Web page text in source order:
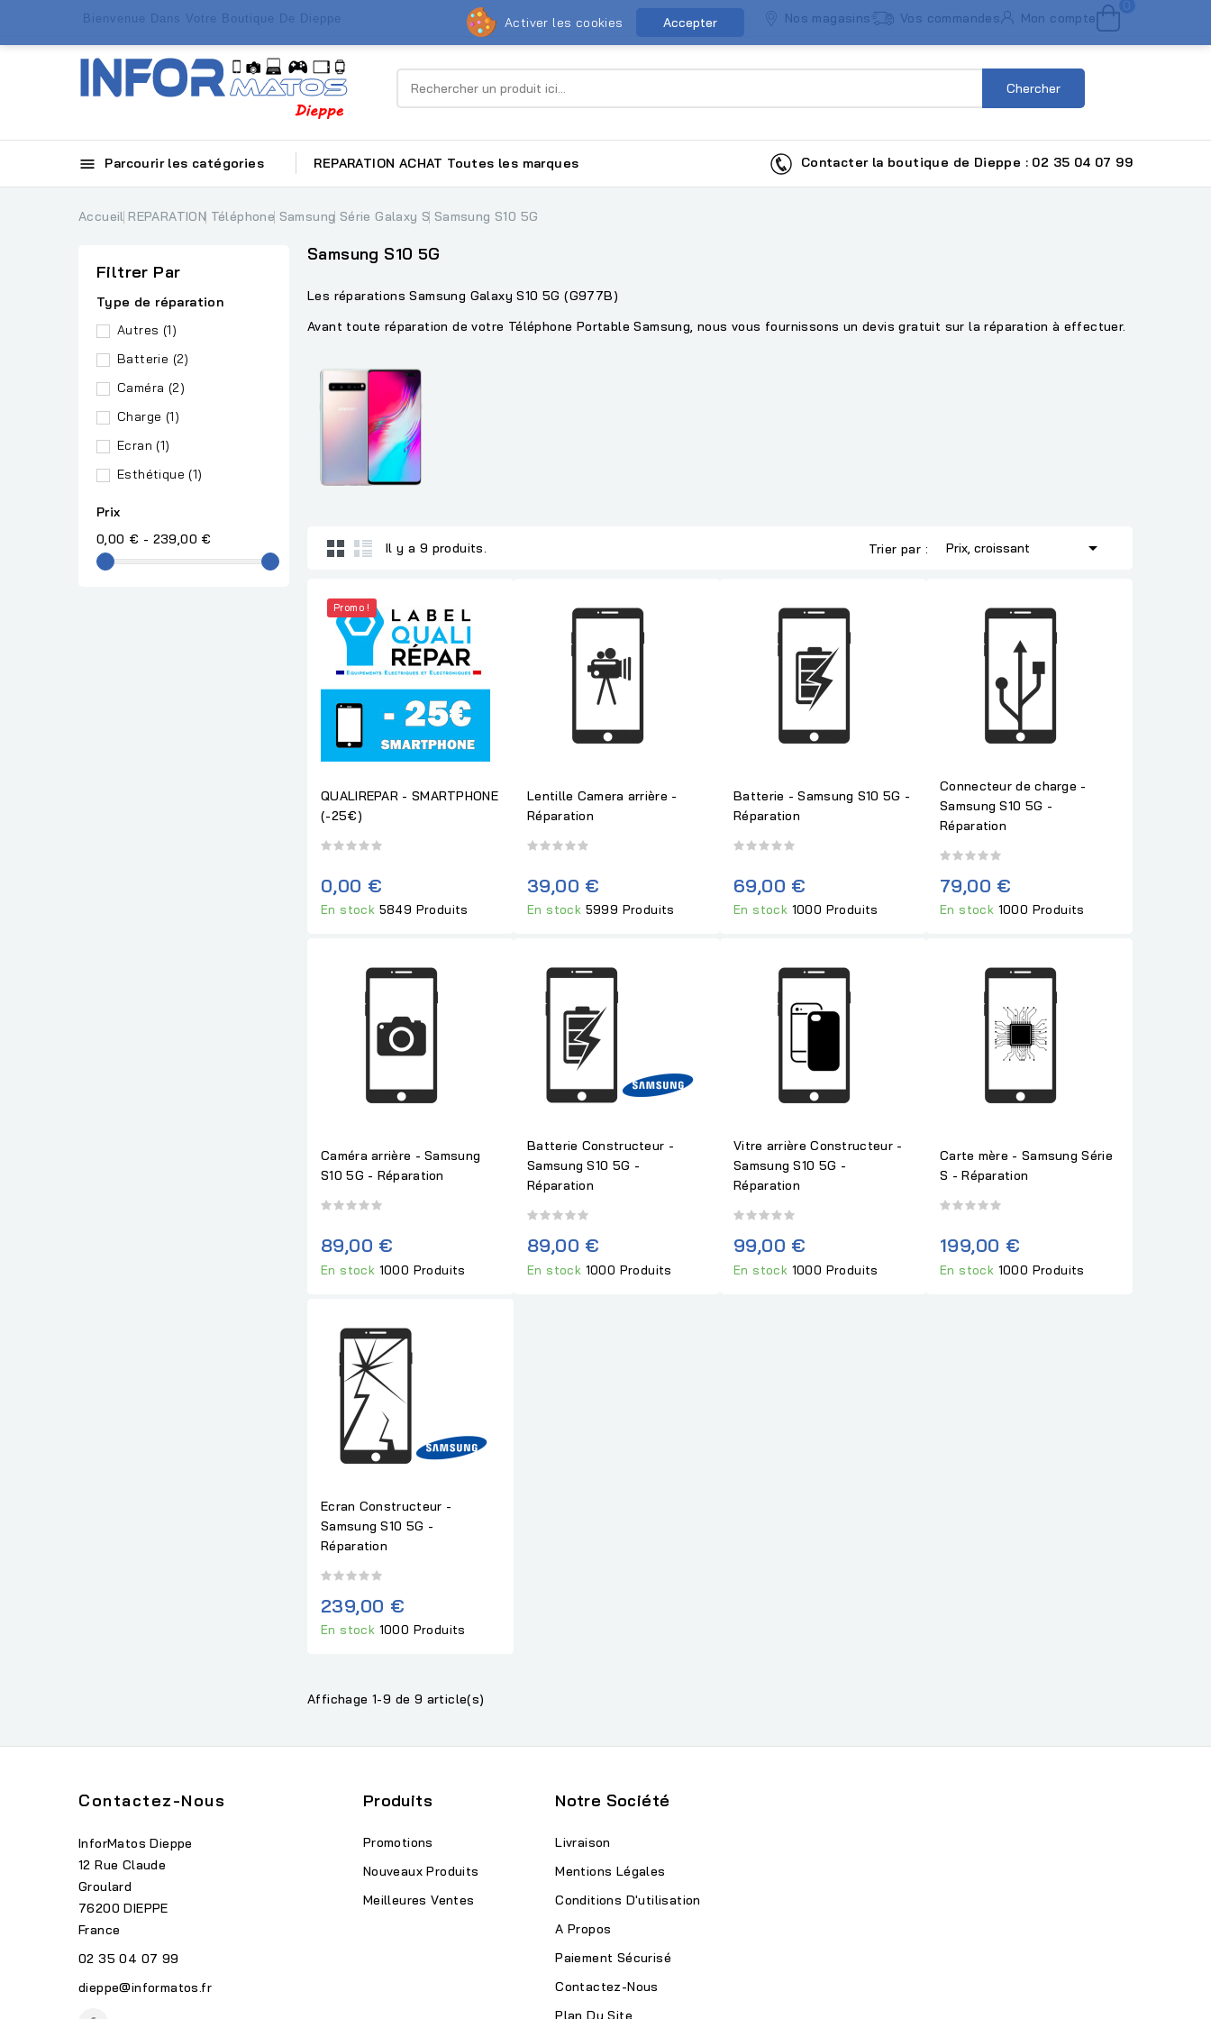
Bienvenue Dans Votre Boutique De Dieppe Nos magasins Vos commandes Mon compte
0
Chercher
 Parcourir les catégories REPARATION ACHAT Toutes les marques Contacter la boutique de Dieppe : 02 35 04 07 99
Accueil REPARATION Téléphone Samsung Série Galaxy S Samsung S10 5G
Filtrer Par
Type de réparation
Autres (1)
Batterie (2)
Caméra (2)
Charge (1)
Ecran (1)
Esthétique (1)
Prix
0,00 € - 239,00 €
Samsung S10 5G
Les réparations Samsung Galaxy S10 5G (G977B)
Avant toute réparation de votre Téléphone Portable Samsung, nous vous fournissons un devis gratuit sur la réparation à effectuer.
Il y a 9 produits. Trier par : Prix, croissant 
Promo !
QUALIREPAR - SMARTPHONE
(-25€)
0,00 €
En stock 5849 Produits
Lentille Camera arrière -
Réparation
39,00 €
En stock 5999 Produits
Batterie - Samsung S10 5G -
Réparation
69,00 €
En stock 1000 Produits
Connecteur de charge -
Samsung S10 5G -
Réparation
79,00 €
En stock 1000 Produits
Caméra arrière - Samsung
S10 5G - Réparation
89,00 €
En stock 1000 Produits
Batterie Constructeur -
Samsung S10 5G -
Réparation
89,00 €
En stock 1000 Produits
Vitre arrière Constructeur -
Samsung S10 5G -
Réparation
99,00 €
En stock 1000 Produits
Carte mère - Samsung Série
S - Réparation
199,00 €
En stock 1000 Produits
Ecran Constructeur -
Samsung S10 5G -
Réparation
239,00 €
En stock 1000 Produits
Affichage 1-9 de 9 article(s)
Contactez-Nous
InforMatos Dieppe
12 Rue Claude
Groulard
76200 DIEPPE
France
02 35 04 07 99
dieppe@informatos.fr
Activer les cookies Accepter
Produits
Promotions
Nouveaux Produits
Meilleures Ventes
Notre Société
Livraison
Mentions Légales
Conditions D'utilisation
A Propos
Paiement Sécurisé
Contactez-Nous
Plan Du Site